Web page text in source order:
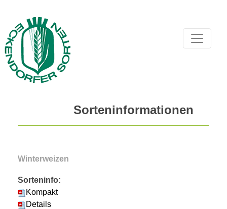
Sorteninformationen
Winterweizen
Sorteninfo:
Kompakt
Details